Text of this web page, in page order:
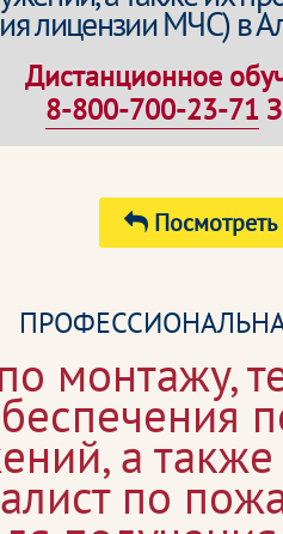
лицензии МЧС) в
Дистанционное
8-800-700-23-71
монтажу,
а
по